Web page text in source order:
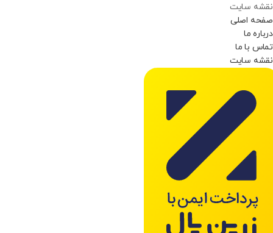
نقشه سایت
صفحه اصلی
درباره ما
تماس با ما
نقشه سایت